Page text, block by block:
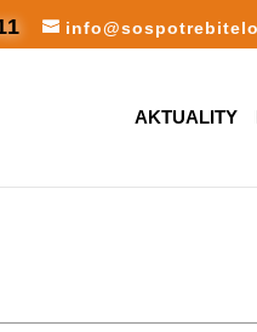
AKTUALITY